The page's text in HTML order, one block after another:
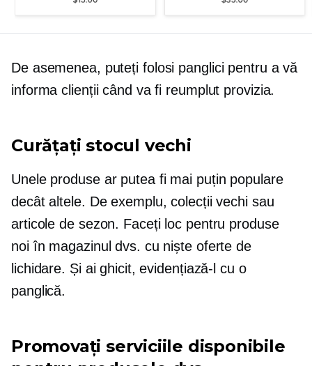
De asemenea, puteți folosi panglici pentru a vă
informa clienții când va fi reumplut provizia.
Curățați stocul vechi
Unele produse ar putea fi mai puțin populare
decât altele. De exemplu, colecții vechi sau
articole de sezon. Faceți loc pentru produse
noi în magazinul dvs. cu niște oferte de
lichidare. Și ai ghicit, evidențiază-l cu o
panglică.
Promovați serviciile disponibile